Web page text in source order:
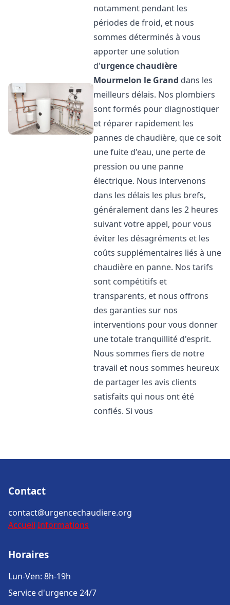
notamment pendant les
périodes de froid, et nous
sommes déterminés à vous
apporter une solution
d'urgence chaudière
Mourmelon le Grand dans les
meilleurs délais. Nos plombiers
sont formés pour diagnostiquer
et réparer rapidement les
pannes de chaudière, que ce soit
une fuite d'eau, une perte de
pression ou une panne
électrique. Nous intervenons
dans les délais les plus brefs,
généralement dans les 2 heures
suivant votre appel, pour vous
éviter les désagréments et les
coûts supplémentaires liés à une
chaudière en panne. Nos tarifs
sont compétitifs et
transparents, et nous offrons
des garanties sur nos
interventions pour vous donner
une totale tranquillité d'esprit.
Nous sommes fiers de notre
travail et nous sommes heureux
de partager les avis clients
satisfaits qui nous ont été
confiés. Si vous
Contact
contact@urgencechaudiere.org
Accueil Informations
Horaires
Lun-Ven: 8h-19h
Service d'urgence 24/7